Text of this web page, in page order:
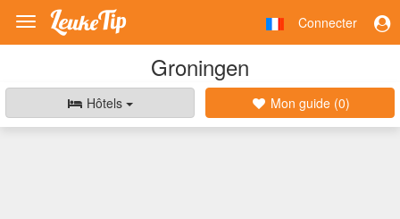
Toggle
navigation
Connecter
Groningen
Hôtels Mon guide (0)